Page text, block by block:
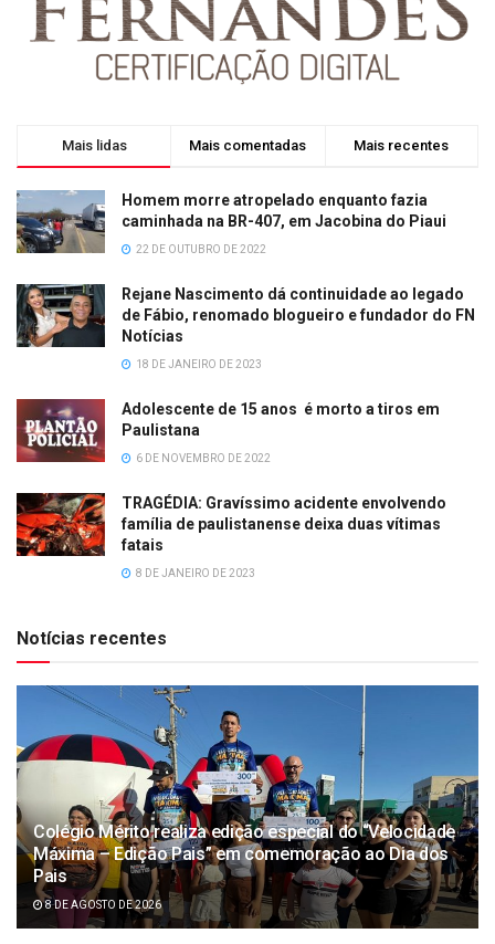
Mais lidas Mais comentadas Mais recentes
Homem morre atropelado enquanto fazia
caminhada na BR-407, em Jacobina do Piaui
22 DE OUTUBRO DE 2022
Rejane Nascimento dá continuidade ao legado
de Fábio, renomado blogueiro e fundador do FN
Notícias
18 DE JANEIRO DE 2023
Adolescente de 15 anos é morto a tiros em
Paulistana
6 DE NOVEMBRO DE 2022
TRAGÉDIA: Gravíssimo acidente envolvendo
família de paulistanense deixa duas vítimas
fatais
8 DE JANEIRO DE 2023
Notícias recentes
Colégio Mérito realiza edição especial do “Velocidade
Máxima – Edição Pais” em comemoração ao Dia dos
Pais
8 DE AGOSTO DE 2026